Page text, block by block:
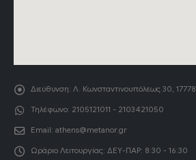
Διεύθυνση: Λ. Κωνσταντινουπόλεως 30, 17778
Τηλέφωνο: 2105121011 - 2103421050
Email: athens@metanor.gr
Ωράριο Λειτουργίας: ΔΕΥ-ΠΑΡ: 8:30 - 16:30